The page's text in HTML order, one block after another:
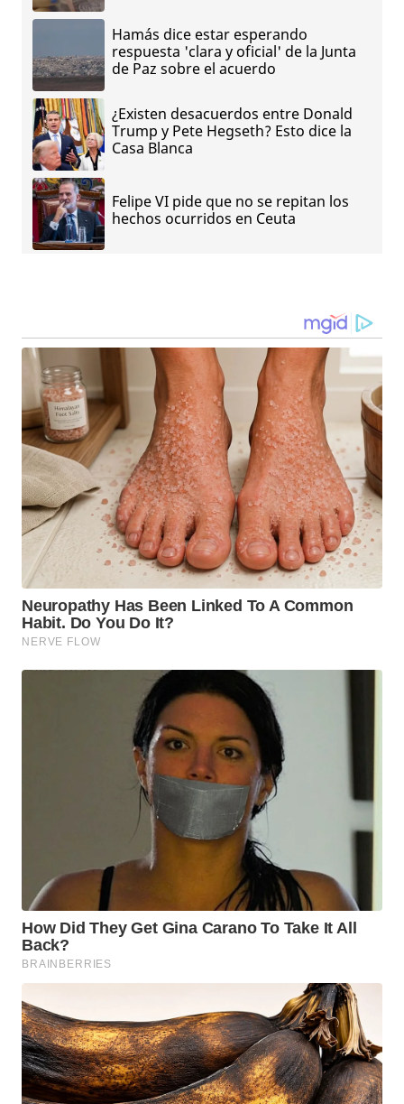
Hamás dice estar esperando
respuesta 'clara y oficial' de la Junta
de Paz sobre el acuerdo
¿Existen desacuerdos entre Donald
Trump y Pete Hegseth? Esto dice la
Casa Blanca
Felipe VI pide que no se repitan los
hechos ocurridos en Ceuta